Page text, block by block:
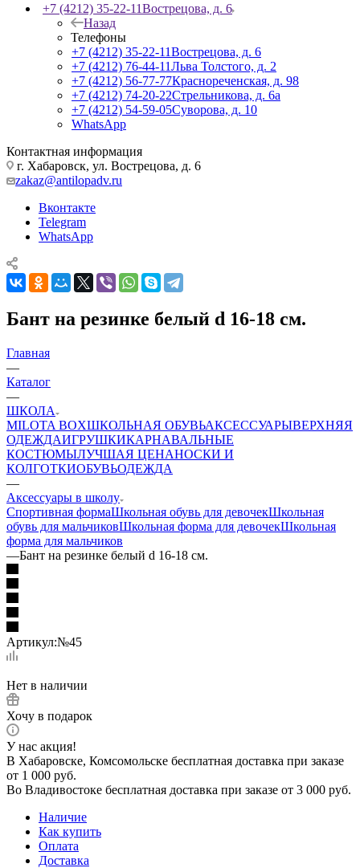
+7 (4212) 35-22-11Вострецова, д. 6
Назад
Телефоны
+7 (4212) 35-22-11Вострецова, д. 6
+7 (4212) 76-44-11Льва Толстого, д. 2
+7 (4212) 56-77-77Краснореченская, д. 98
+7 (4212) 74-20-22Стрельникова, д. 6а
+7 (4212) 54-59-05Суворова, д. 10
WhatsApp
Контактная информация
г. Хабаровск, ул. Вострецова, д. 6
zakaz@antilopadv.ru
Вконтакте
Telegram
WhatsApp
Бант на резинке белый d 16-18 см.
Главная
—
Каталог
—
ШКОЛА
MILOTA BOXШКОЛЬНАЯ ОБУВЬАКСЕССУАРЫВЕРХНЯЯ
ОДЕЖДАИГРУШКИКАРНАВАЛЬНЫЕ
КОСТЮМЫЛУЧШАЯ ЦЕНАНОСКИ И
КОЛГОТКИОБУВЬОДЕЖДА
—
Аксессуары в школу
Спортивная формаШкольная обувь для девочекШкольная
обувь для мальчиковШкольная форма для девочекШкольная
форма для мальчиков
—Бант на резинке белый d 16-18 см.
Артикул:№45
Нет в наличии
Хочу в подарок
У нас акция!
В Хабаровске, Комсомольске бесплатная доставка при заказе
от 1 000 руб.
Во Владивостоке бесплатная доставка при заказе от 3 000 руб.
Наличие
Как купить
Оплата
Доставка